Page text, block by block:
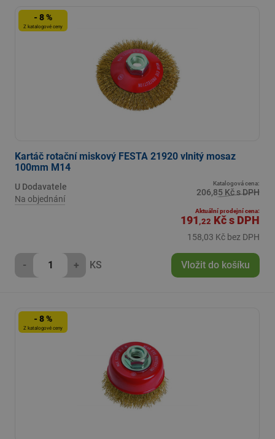
- 8 %
Z katalogové ceny
Kartáč rotační miskový FESTA 21920 vlnitý mosaz
100mm M14
U Dodavatele
Na objednání
Katalogová cena:
206,85 Kč s DPH
Aktuální prodejní cena:
191 ,22 Kčs DPH
158,03 Kč bez DPH
- + KS Vložit do košíku
- 8 %
Z katalogové ceny